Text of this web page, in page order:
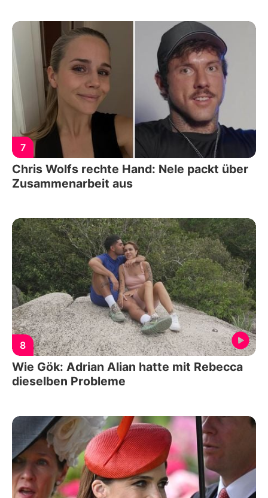
7
Chris Wolfs rechte Hand: Nele packt über
Zusammenarbeit aus
8
Wie Gök: Adrian Alian hatte mit Rebecca
dieselben Probleme